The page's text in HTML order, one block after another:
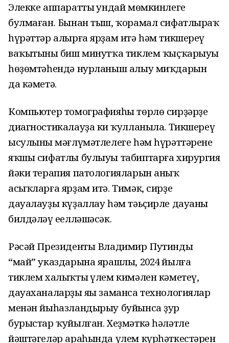
Элекке аппараттың ундай мөмкинлеге
булмаған. Бынан тыш, ҡорамал сифатлыраҡ
һүрәттәр алырға ярҙам итә һәм тикшереү
ваҡытының биш минутҡа тиклем ҡыҫҡарыуы
һөҙөмтәһендә нурланыш алыу миҡдарын
да кәметә.
Компьютер томографияһы төрлө сирҙәрҙе
диагностикалауҙа киң ҡулланыла. Тикшереү
ысулының мәғлүмәтлелеге һәм һүрәттәренең
яҡшы сифатлы булыуы табиптарға хирургия
йәки терапия патологияларын аныҡ
асыҡларға ярҙам итә. Тимәк, сирҙе
дауалауҙы күҙаллау һәм тәьҫирле дауаны
билдәләү еңелләшәсәк.
Рәсәй Президенты Владимир Путиндың
“май” указдарына ярашлы, 2024 йылға
тиклем халыҡтың үлем кимәлен кәметеү,
дауаханаларҙы яңы заманса технологиялар
менән йыһазландырыу буйынса ҙур
бурыстар ҡуйылған. Хеҙмәткә һәләтле
йәштәгеләр араһында үлем күрһәткестәрен